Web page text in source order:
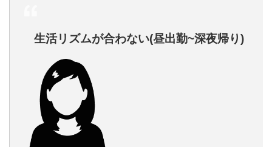
生活リズムが合わない(昼出勤~深夜帰り)